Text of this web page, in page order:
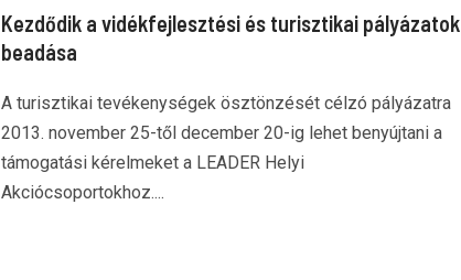
Kezdődik a vidékfejlesztési és turisztikai pályázatok
beadása
A turisztikai tevékenységek ösztönzését célzó pályázatra
2013. november 25-től december 20-ig lehet benyújtani a
támogatási kérelmeket a LEADER Helyi
Akciócsoportokhoz....